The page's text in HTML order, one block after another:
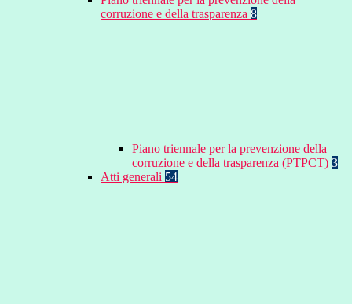
corruzione e della trasparenza 8
Piano triennale per la prevenzione della
corruzione e della trasparenza (PTPCT) 3
Atti generali 54